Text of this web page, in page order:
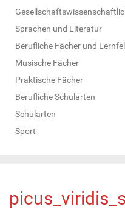
Sprachen und Literatur
Berufliche Fächer und
Musische Fächer
Praktische Fächer
Berufliche Schularten
Schularten
Sport